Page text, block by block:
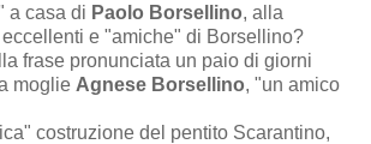
a casa di Paolo Borsellino, alla
e "amiche" di Borsellino?
frase pronunciata un paio di giorni
moglie Agnese Borsellino, "un amico
costruzione del pentito Scarantino,